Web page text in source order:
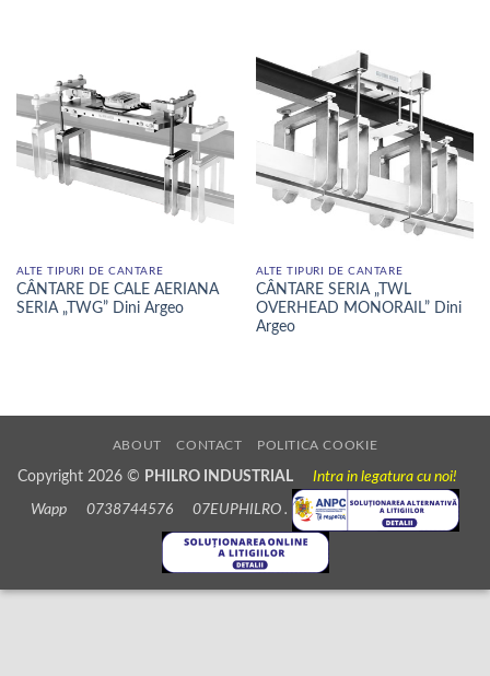
ALTE TIPURI DE CANTARE
CÂNTARE DE CALE AERIANA
SERIA „TWG” Dini Argeo
ALTE TIPURI DE CANTARE
CÂNTARE SERIA „TWL
OVERHEAD MONORAIL” Dini
Argeo
ABOUT CONTACT POLITICA COOKIE
Copyright 2026 © PHILRO INDUSTRIALIntra in legatura cu noi!
Wapp 0738744576 07EUPHILRO .